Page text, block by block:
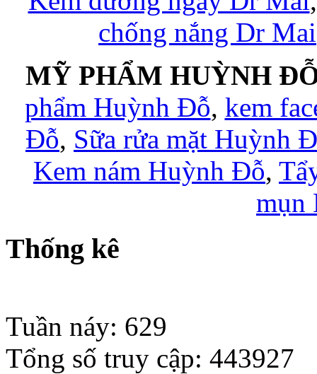
chống nắng Dr Mai
MỸ PHẨM HUỲNH
phẩm Huỳnh Đỗ, kem
Đỗ, Sữa rửa mặt Huỳnh
Kem nám Huỳnh Đỗ,
mụn
Thống kê
Tuần náy: 629
Tổng số truy cập: 443927